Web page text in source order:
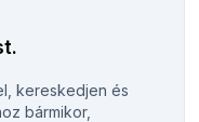
kereskedjen és
bármikor,